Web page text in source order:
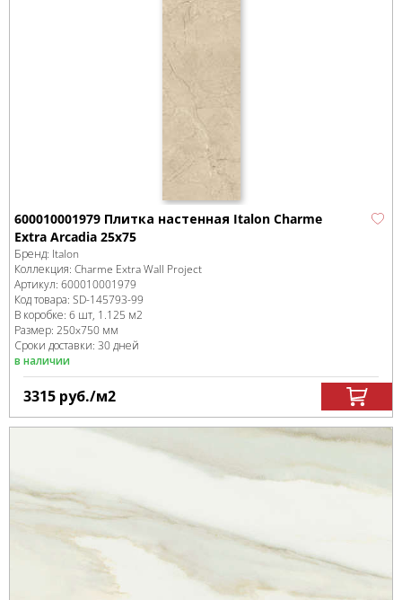
600010001979 Плитка настенная Italon Charme
Extra Arcadia 25x75
Бренд: Italon
Коллекция: Charme Extra Wall Project
Артикул: 600010001979
Код товара: SD-145793-99
В коробке: 6 шт, 1.125 м2
Размер: 250x750 мм
Сроки доставки: 30 дней
в наличии
3315 руб./м2